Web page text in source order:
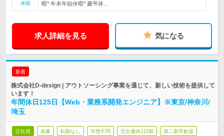
休暇
暇* 年末年始休暇* 慶弔休…
求人詳細を見る 気になる
新着
株式会社D-design | アウトソーシング事業を通じて、新しい技術を提供して
います！
年間休日125日【Web・業務系開発エンジニア】※東京/神奈川/
埼玉
正社員 急募 転勤なし 学歴不問 完全週休2日制 第二新卒歓迎